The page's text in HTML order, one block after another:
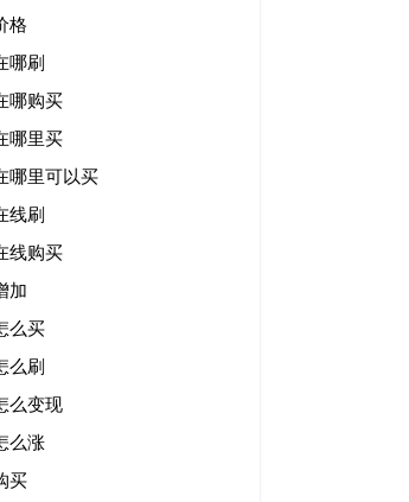
格
哪刷
哪购买
哪里买
哪里可以买
线刷
线购买
加
么买
么刷
么变现
么涨
买